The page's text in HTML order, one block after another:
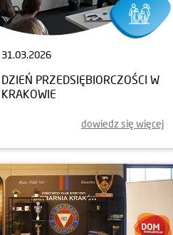
31.03.2026
DZIEŃ PRZEDSIĘBIORCZOŚCI W
KRAKOWIE
dowiedz się więcej